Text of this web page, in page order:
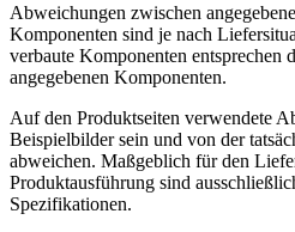
Abweichungen zwischen
Komponenten sind je nach
verbaute Komponenten entsprechen
angegebenen Komponenten.
Auf den Produktseiten verwendete
Beispielbilder sein und von der
abweichen. Maßgeblich für den
Produktausführung sind
Spezifikationen.